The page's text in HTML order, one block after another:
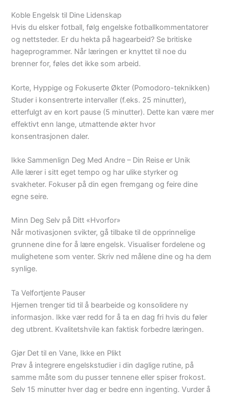
Koble Engelsk til Dine Lidenskap
Hvis du elsker fotball, følg engelske fotballkommentatorer
og nettsteder. Er du hekta på hagearbeid? Se britiske
hageprogrammer. Når læringen er knyttet til noe du
brenner for, føles det ikke som arbeid.
Korte, Hyppige og Fokuserte Økter (Pomodoro-teknikken)
Studer i konsentrerte intervaller (f.eks. 25 minutter),
etterfulgt av en kort pause (5 minutter). Dette kan være mer
effektivt enn lange, utmattende økter hvor
konsentrasjonen daler.
Ikke Sammenlign Deg Med Andre – Din Reise er Unik
Alle lærer i sitt eget tempo og har ulike styrker og
svakheter. Fokuser på din egen fremgang og feire dine
egne seire.
Minn Deg Selv på Ditt «Hvorfor»
Når motivasjonen svikter, gå tilbake til de opprinnelige
grunnene dine for å lære engelsk. Visualiser fordelene og
mulighetene som venter. Skriv ned målene dine og ha dem
synlige.
Ta Velfortjente Pauser
Hjernen trenger tid til å bearbeide og konsolidere ny
informasjon. Ikke vær redd for å ta en dag fri hvis du føler
deg utbrent. Kvalitetshvile kan faktisk forbedre læringen.
Gjør Det til en Vane, Ikke en Plikt
Prøv å integrere engelskstudier i din daglige rutine, på
samme måte som du pusser tennene eller spiser frokost.
Selv 15 minutter hver dag er bedre enn ingenting. Vurder å